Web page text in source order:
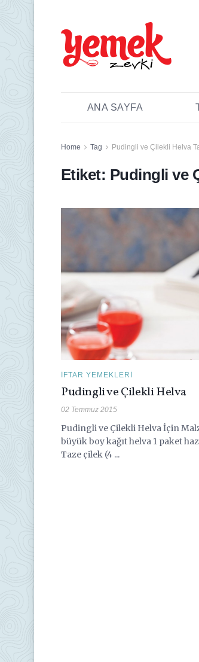
ANA SAYFA
Home Tag Pudingli ve Çilekli Helva
Etiket: Pudingli ve
İFTAR YEMEKLERI
Pudingli ve Çilekli Helva
02 Temmuz 2015
Pudingli ve Çilekli Helva İçin
büyük boy kağıt helva 1 paket
Taze çilek (4 ...